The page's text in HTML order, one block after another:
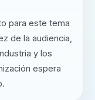
para este tema
de la audiencia,
y los
espera